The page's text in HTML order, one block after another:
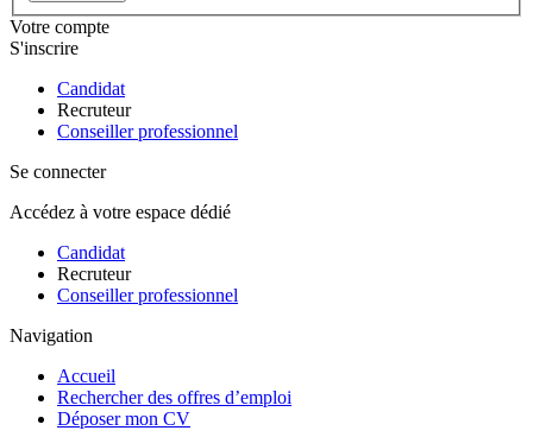
Votre compte
S'inscrire
Candidat
Recruteur
Conseiller professionnel
Se connecter
Accédez à votre espace dédié
Candidat
Recruteur
Conseiller professionnel
Navigation
Accueil
Rechercher des offres d’emploi
Déposer mon CV